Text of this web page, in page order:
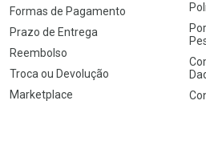
Formas de Pagamento
Prazo de Entrega
Reembolso
Troca ou Devolução
Marketplace